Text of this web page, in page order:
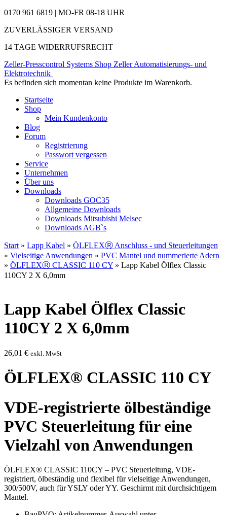
0170 961 6819 | MO-FR 08-18 UHR
ZUVERLÄSSIGER VERSAND
14 TAGE WIDERRUFSRECHT
Zeller-Presscontrol Systems Shop Zeller Automatisierungs- und
Elektrotechnik
Es befinden sich momentan keine Produkte im Warenkorb.
Startseite
Shop
Mein Kundenkonto
Blog
Forum
Registrierung
Passwort vergessen
Service
Unternehmen
Über uns
Downloads
Downloads GOC35
Allgemeine Downloads
Downloads Mitsubishi Melsec
Downloads AGB`s
Start » Lapp Kabel » ÖLFLEXⓇ Anschluss - und Steuerleitungen
» Vielseitige Anwendungen » PVC Mantel und nummerierte Adern
» ÖLFLEXⓇ CLASSIC 110 CY » Lapp Kabel Ölflex Classic
110CY 2 X 6,0mm
Lapp Kabel Ölflex Classic
110CY 2 X 6,0mm
26,01 € exkl. MwSt
ÖLFLEX® CLASSIC 110 CY
VDE-registrierte ölbeständige
PVC Steuerleitung für eine
Vielzahl von Anwendungen
ÖLFLEX® CLASSIC 110CY – PVC Steuerleitung, VDE-
registriert, ölbeständig und flexibel für vielseitige Anwendungen,
300/500V, auch für YSLY oder YY. Geschirmt mit durchsichtigem
Mantel.